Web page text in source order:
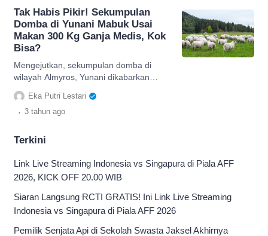
Tak Habis Pikir! Sekumpulan
Domba di Yunani Mabuk Usai
Makan 300 Kg Ganja Medis, Kok
Bisa?
Mengejutkan, sekumpulan domba di
wilayah Almyros, Yunani dikabarkan
mengkonsumsi ganja medis yang
menyebabkan mereka berperilaku aneh.
Eka Putri Lestari
. 3 tahun ago
Terkini
Link Live Streaming Indonesia vs Singapura di Piala AFF
2026, KICK OFF 20.00 WIB
Siaran Langsung RCTI GRATIS! Ini Link Live Streaming
Indonesia vs Singapura di Piala AFF 2026
Pemilik Senjata Api di Sekolah Swasta Jaksel Akhirnya